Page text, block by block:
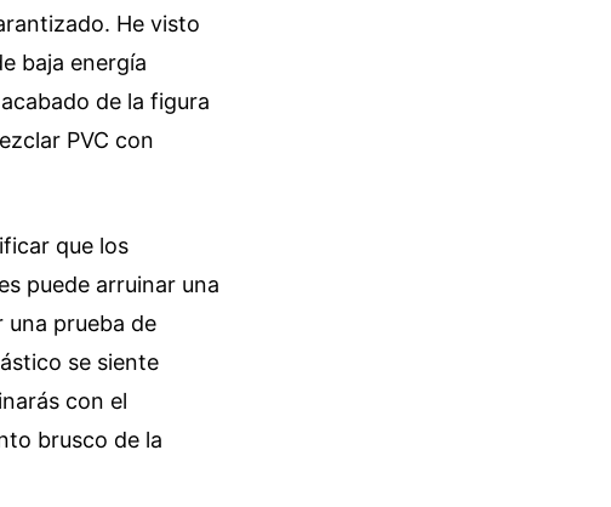
He visto
baja energía
de la figura
PVC con
que los
puede arruinar una
una prueba de
se siente
con el
brusco de la